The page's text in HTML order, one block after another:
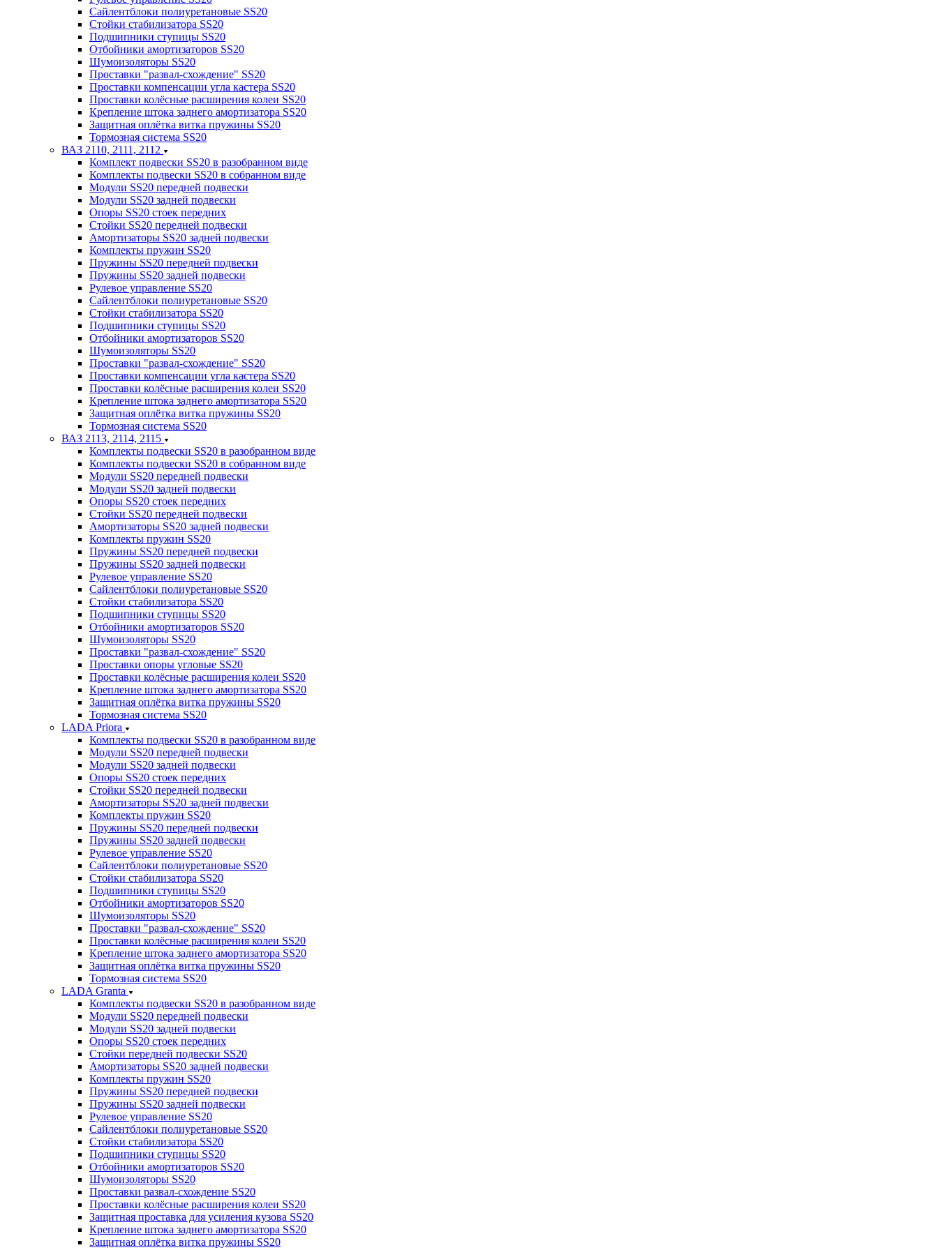
Сайлентблоки полиуретановые SS20
Стойки стабилизатора SS20
Подшипники ступицы SS20
Отбойники амортизаторов SS20
Шумоизоляторы SS20
Проставки "развал-схождение" SS20
Проставки компенсации угла кастера SS20
Проставки колёсные расширения колеи SS20
Крепление штока заднего амортизатора SS20
Защитная оплётка витка пружины SS20
Тормозная система SS20
ВАЗ 2110, 2111, 2112
Комплект подвески SS20 в разобранном виде
Комплекты подвески SS20 в собранном виде
Модули SS20 передней подвески
Модули SS20 задней подвески
Опоры SS20 стоек передних
Стойки SS20 передней подвески
Амортизаторы SS20 задней подвески
Комплекты пружин SS20
Пружины SS20 передней подвески
Пружины SS20 задней подвески
Рулевое управление SS20
Сайлентблоки полиуретановые SS20
Стойки стабилизатора SS20
Подшипники ступицы SS20
Отбойники амортизаторов SS20
Шумоизоляторы SS20
Проставки "развал-схождение" SS20
Проставки компенсации угла кастера SS20
Проставки колёсные расширения колеи SS20
Крепление штока заднего амортизатора SS20
Защитная оплётка витка пружины SS20
Тормозная система SS20
ВАЗ 2113, 2114, 2115
Комплекты подвески SS20 в разобранном виде
Комплекты подвески SS20 в собранном виде
Модули SS20 передней подвески
Модули SS20 задней подвески
Опоры SS20 стоек передних
Стойки SS20 передней подвески
Амортизаторы SS20 задней подвески
Комплекты пружин SS20
Пружины SS20 передней подвески
Пружины SS20 задней подвески
Рулевое управление SS20
Сайлентблоки полиуретановые SS20
Стойки стабилизатора SS20
Подшипники ступицы SS20
Отбойники амортизаторов SS20
Шумоизоляторы SS20
Проставки "развал-схождение" SS20
Проставки опоры угловые SS20
Проставки колёсные расширения колеи SS20
Крепление штока заднего амортизатора SS20
Защитная оплётка витка пружины SS20
Тормозная система SS20
LADA Priora
Комплекты подвески SS20 в разобранном виде
Модули SS20 передней подвески
Модули SS20 задней подвески
Опоры SS20 стоек передних
Стойки SS20 передней подвески
Амортизаторы SS20 задней подвески
Комплекты пружин SS20
Пружины SS20 передней подвески
Пружины SS20 задней подвески
Рулевое управление SS20
Сайлентблоки полиуретановые SS20
Стойки стабилизатора SS20
Подшипники ступицы SS20
Отбойники амортизаторов SS20
Шумоизоляторы SS20
Проставки "развал-схождение" SS20
Проставки колёсные расширения колеи SS20
Крепление штока заднего амортизатора SS20
Защитная оплётка витка пружины SS20
Тормозная система SS20
LADA Granta
Комплекты подвески SS20 в разобранном виде
Модули SS20 передней подвески
Модули SS20 задней подвески
Опоры SS20 стоек передних
Стойки передней подвески SS20
Амортизаторы SS20 задней подвески
Комплекты пружин SS20
Пружины SS20 передней подвески
Пружины SS20 задней подвески
Рулевое управление SS20
Сайлентблоки полиуретановые SS20
Стойки стабилизатора SS20
Подшипники ступицы SS20
Отбойники амортизаторов SS20
Шумоизоляторы SS20
Проставки развал-схождение SS20
Проставки колёсные расширения колеи SS20
Защитная проставка для усиления кузова SS20
Крепление штока заднего амортизатора SS20
Защитная оплётка витка пружины SS20